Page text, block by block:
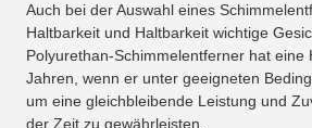
Auch bei der Auswahl eines
Haltbarkeit und Haltbarkeit wichtige
Polyurethan-Schimmelentferner hat eine
Jahren, wenn er unter geeigneten
um eine gleichbleibende Leistung und
der Zeit zu gewährleisten.